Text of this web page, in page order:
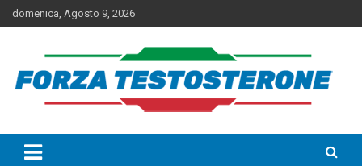
Skip
to
domenica, Agosto 9, 2026
I Migliori Integratori per